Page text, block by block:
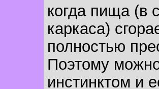
когда пища (в
каркаса)
полностью
Поэтому
инстинктом и